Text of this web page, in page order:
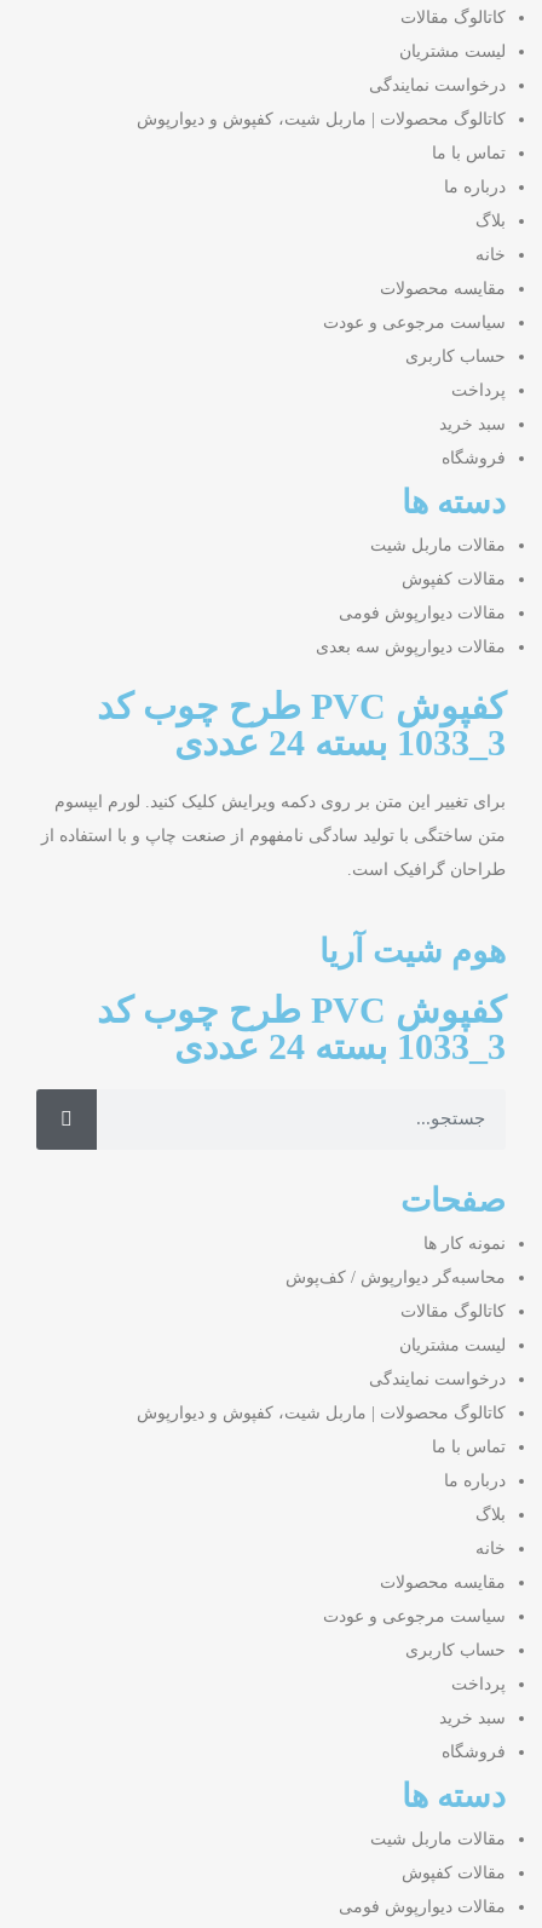
کاتالوگ مقالات
لیست مشتریان
درخواست نمایندگی
کاتالوگ محصولات | ماربل شیت، کفپوش و دیوارپوش
تماس با ما
درباره ما
بلاگ
خانه
مقایسه محصولات
سیاست مرجوعی و عودت
حساب کاربری
پرداخت
سبد خرید
فروشگاه
دسته ها
مقالات ماربل شیت
مقالات کفپوش
مقالات دیوارپوش فومی
مقالات دیوارپوش سه بعدی
کفپوش PVC طرح چوب کد
3_1033 بسته 24 عددی
برای تغییر این متن بر روی دکمه ویرایش کلیک کنید. لورم ایپسوم
متن ساختگی با تولید سادگی نامفهوم از صنعت چاپ و با استفاده از
طراحان گرافیک است.
هوم شیت آریا
کفپوش PVC طرح چوب کد
3_1033 بسته 24 عددی
صفحات
نمونه کار ها
محاسبه‌گر دیوارپوش / کف‌پوش
کاتالوگ مقالات
لیست مشتریان
درخواست نمایندگی
کاتالوگ محصولات | ماربل شیت، کفپوش و دیوارپوش
تماس با ما
درباره ما
بلاگ
خانه
مقایسه محصولات
سیاست مرجوعی و عودت
حساب کاربری
پرداخت
سبد خرید
فروشگاه
دسته ها
مقالات ماربل شیت
مقالات کفپوش
مقالات دیوارپوش فومی